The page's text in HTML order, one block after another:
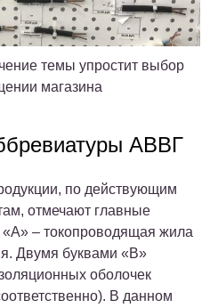
темы упростит выбор
магазина
АВВГ
по действующим
отмечают главные
«А» – токопроводящая жила
Двумя буквами «В»
оболочек
В данном